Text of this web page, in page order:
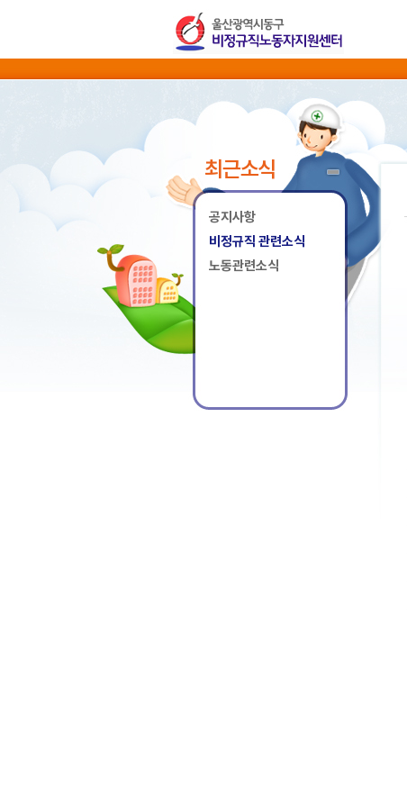
최근소식
공지사항
비정규직 관련소식
노동관련소식